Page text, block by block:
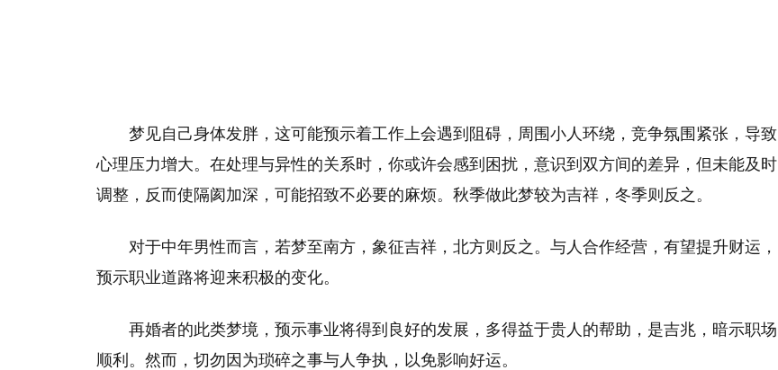
梦见自己身体发胖，这可能预示着工作上会遇到阻碍，周围小人环绕，竞争氛围紧张，导致
心理压力增大。在处理与异性的关系时，你或许会感到困扰，意识到双方间的差异，但未能及时
调整，反而使隔阂加深，可能招致不必要的麻烦。秋季做此梦较为吉祥，冬季则反之。
对于中年男性而言，若梦至南方，象征吉祥，北方则反之。与人合作经营，有望提升财运，
预示职业道路将迎来积极的变化。
再婚者的此类梦境，预示事业将得到良好的发展，多得益于贵人的帮助，是吉兆，暗示职场
顺利。然而，切勿因为琐碎之事与人争执，以免影响好运。